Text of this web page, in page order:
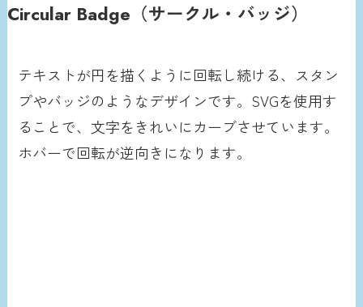
Circular Badge（サークル・バッジ）
テキストが円を描くように回転し続ける、スタン
プやバッジのようなデザインです。SVGを使用す
ることで、文字をきれいにカーブさせています。
ホバーで回転が逆向きになります。